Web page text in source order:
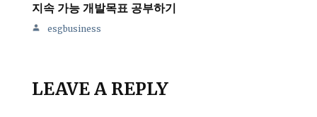
지속 가능 개발목표 공부하기
esgbusiness
LEAVE A REPLY